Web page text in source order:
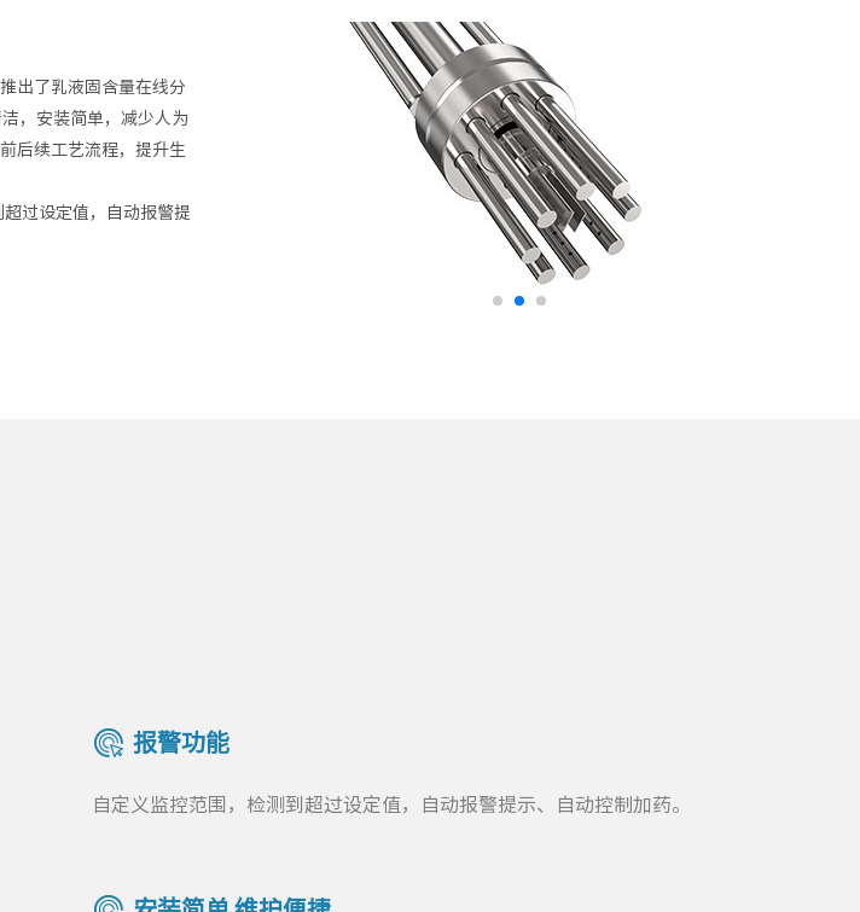
出了乳液固含量在线分
，安装简单，减少人为
后续工艺流程，提升生
过设定值，自动报警提
报警功能
自定义监控范围，检测到超过设定值，自动报警提示、自动控制加药。